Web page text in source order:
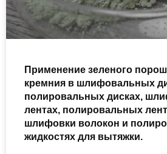
Применение зеленого
кремния в шлифовальных
полировальных дисках,
лентах, полировальных
шлифовки волокон и
жидкостях для вытяжки.